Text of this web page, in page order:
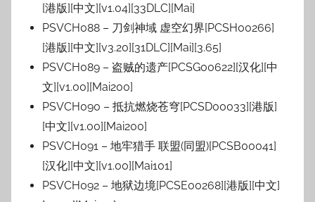
[港版][中文][v1.04][33DLC][Mai]
PSVCH088 – 刀剑神域 虚空幻界[PCSH00266]
[港版][中文][v3.20][31DLC][Mai][3.65]
PSVCH089 – 盗贼的遗产[PCSG00622][汉化][中
文][v1.00][Mai200]
PSVCH090 – 抵抗燃烧苍穹[PCSD00033][港版]
[中文][v1.00][Mai200]
PSVCH091 – 地牢猎手 联盟(同盟)[PCSB00041]
[汉化][中文][v1.00][Mai101]
PSVCH092 – 地狱边境[PCSE00268][港版][中文]